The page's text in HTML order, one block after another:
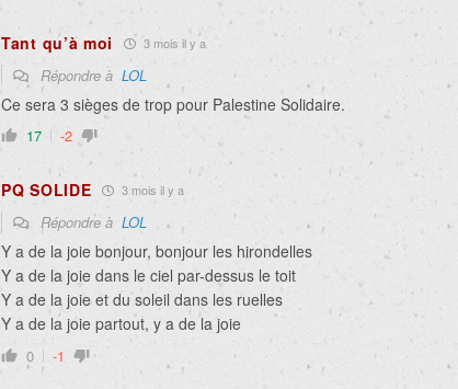
Tant qu’à moi 3 mois il y a
Répondre à LOL
Ce sera 3 sièges de trop pour Palestine Solidaire.
17 -2
PQ SOLIDE 3 mois il y a
Répondre à LOL
Y a de la joie bonjour, bonjour les hirondelles
Y a de la joie dans le ciel par-dessus le toit
Y a de la joie et du soleil dans les ruelles
Y a de la joie partout, y a de la joie
0 -1